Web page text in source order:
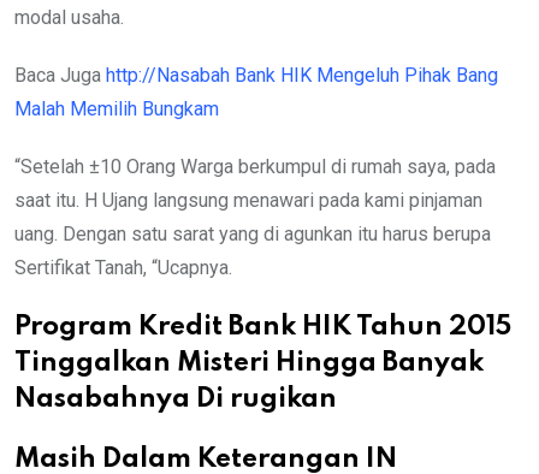
modal usaha.
Baca Juga http://Nasabah Bank HIK Mengeluh Pihak Bang
Malah Memilih Bungkam
“Setelah ±10 Orang Warga berkumpul di rumah saya, pada
saat itu. H Ujang langsung menawari pada kami pinjaman
uang. Dengan satu sarat yang di agunkan itu harus berupa
Sertifikat Tanah, “Ucapnya.
Program Kredit Bank HIK Tahun 2015
Tinggalkan Misteri Hingga Banyak
Nasabahnya Di rugikan
Masih Dalam Keterangan IN